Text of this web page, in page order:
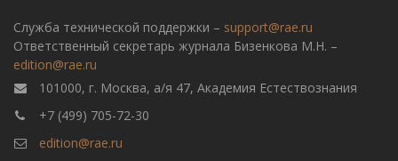
Служба технической поддержки – support@rae.ru
Ответственный секретарь журнала Бизенкова М.Н. –
edition@rae.ru
101000, г. Москва, а/я 47, Академия Естествознания
+7 (499) 705-72-30
edition@rae.ru